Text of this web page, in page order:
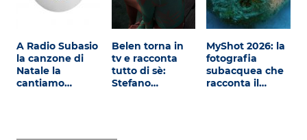
A Radio Subasio
la canzone di
Natale la
cantiamo…
Belen torna in
tv e racconta
tutto di sè:
Stefano…
MyShot 2026: la
fotografia
subacquea che
racconta il…